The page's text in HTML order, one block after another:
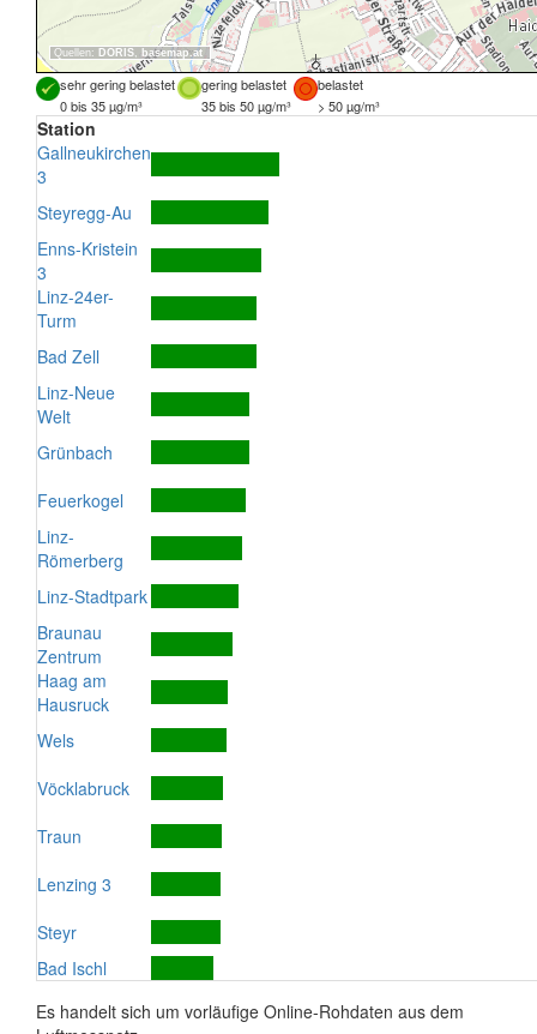
Quellen: DORIS, basemap.at
sehr gering belastet gering belastet
belastet
0 bis 35 µg/m³
35 bis 50 µg/m³ > 50 µg/m³
Station
Gallneukirchen
3
Steyregg-Au
Enns-Kristein
3
Linz-24er-
Turm
Bad Zell
Linz-Neue
Welt
Grünbach
Feuerkogel
Linz-
Römerberg
Linz-Stadtpark
Braunau
Zentrum
Haag am
Hausruck
Wels
Vöcklabruck
Traun
Lenzing 3
Steyr
Bad Ischl
Es handelt sich um vorläufige Online-Rohdaten aus dem